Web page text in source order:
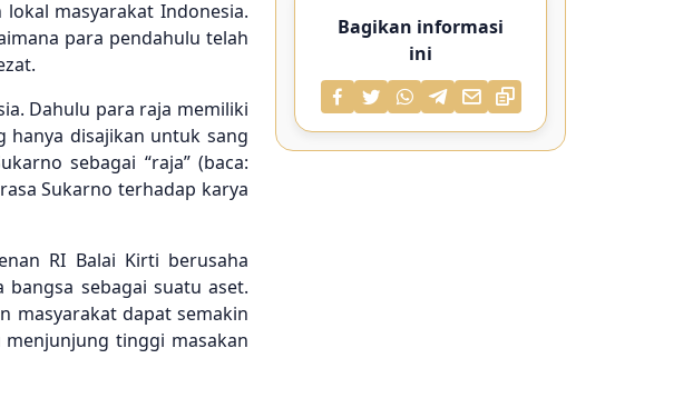
masyarakat Indonesia.
para pendahulu telah
Dahulu para raja memiliki
hanya disajikan untuk sang
sebagai “raja” (baca:
Sukarno terhadap karya
RI Balai Kirti berusaha
sebagai suatu aset.
masyarakat dapat semakin
menjunjung tinggi masakan
Bagikan informasi
ini